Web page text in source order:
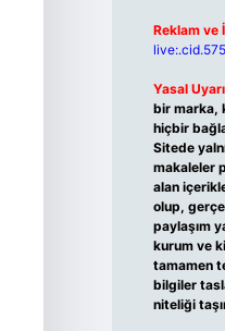
Reklam ve
Yasal
bir marka,
hiçbir
Sitede
makaleler
alan
olup,
paylaşım
kurum ve
tamamen
bilgiler
niteliği